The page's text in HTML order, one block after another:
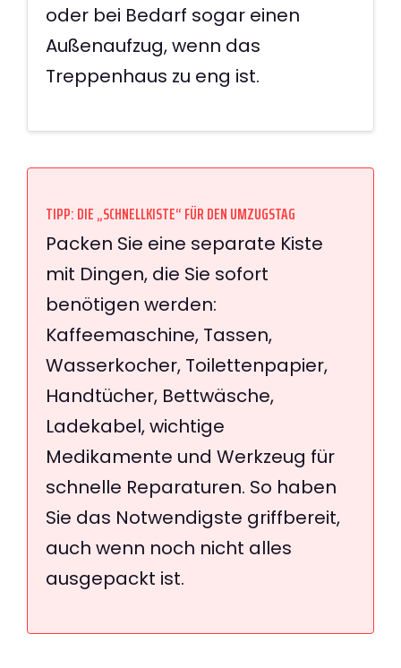
oder bei Bedarf sogar einen
Außenaufzug, wenn das
Treppenhaus zu eng ist.
TIPP: DIE „SCHNELLKISTE“ FÜR DEN UMZUGSTAG
Packen Sie eine separate Kiste
mit Dingen, die Sie sofort
benötigen werden:
Kaffeemaschine, Tassen,
Wasserkocher, Toilettenpapier,
Handtücher, Bettwäsche,
Ladekabel, wichtige
Medikamente und Werkzeug für
schnelle Reparaturen. So haben
Sie das Notwendigste griffbereit,
auch wenn noch nicht alles
ausgepackt ist.